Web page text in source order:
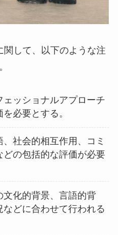
関して、以下のような注
ッショナルアプローチ
必要とする。
社会的相互作用、コミ
どの包括的な評価が必要
化的背景、言語的背
どに合わせて行われる